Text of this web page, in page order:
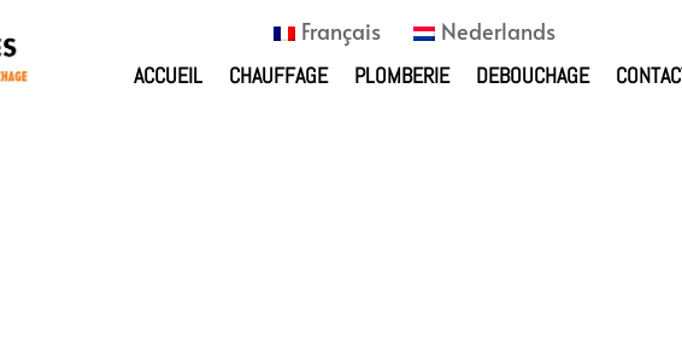
Français Nederlands
ACCUEIL CHAUFFAGE PLOMBERIE DEBOUCHAGE